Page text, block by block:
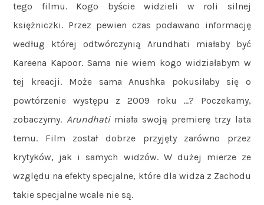
tego filmu. Kogo byście widzieli w roli silnej
księżniczki. Przez pewien czas podawano informację
według której odtwórczynią Arundhati miałaby być
Kareena Kapoor. Sama nie wiem kogo widziałabym w
tej kreacji. Może sama Anushka pokusiłaby się o
powtórzenie występu z 2009 roku …? Poczekamy,
zobaczymy. Arundhati miała swoją premierę trzy lata
temu. Film został dobrze przyjęty zarówno przez
krytyków, jak i samych widzów. W dużej mierze ze
względu na efekty specjalne, które dla widza z Zachodu
takie specjalne wcale nie są.